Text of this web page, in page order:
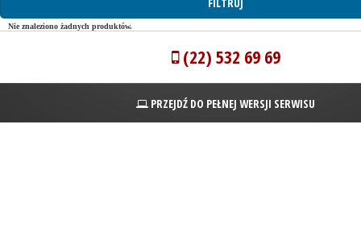
Nie znaleziono żadnych produktów.
(22) 532 69 69
PRZEJDŹ DO PEŁNEJ WERSJI SERWISU